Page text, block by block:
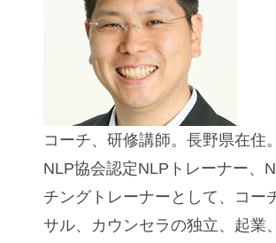
コーチ、研修講師。長野県在住
NLP協会認定NLPトレーナー、
チングトレーナーとして、コー
サル、カウンセラの独立、起業